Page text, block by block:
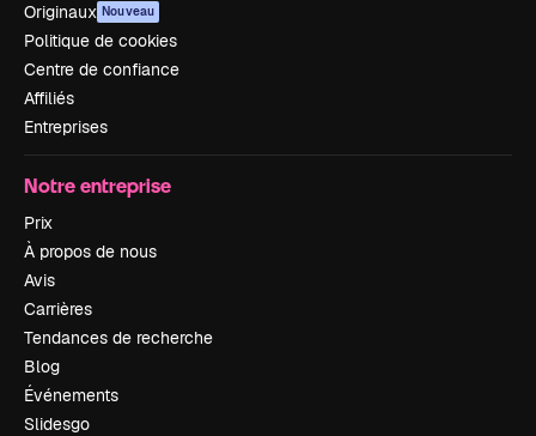
Originaux Nouveau
Politique de cookies
Centre de confiance
Affiliés
Entreprises
Notre entreprise
Prix
À propos de nous
Avis
Carrières
Tendances de recherche
Blog
Événements
Slidesgo